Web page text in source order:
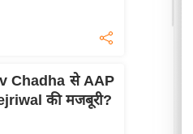
Chadha से AAP
की मजबूरी?